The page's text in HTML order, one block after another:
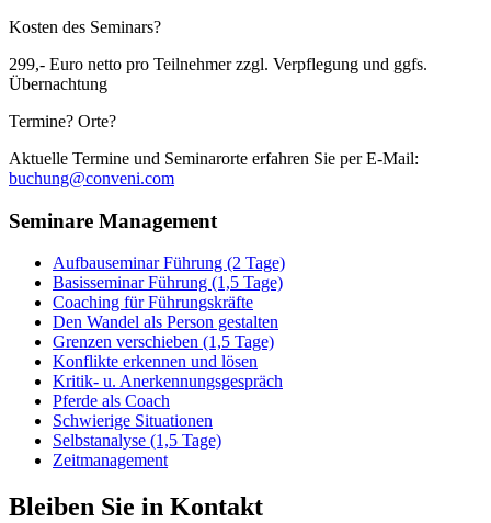
Kosten des Seminars?
299,- Euro netto pro Teilnehmer zzgl. Verpflegung und ggfs.
Übernachtung
Termine? Orte?
Aktuelle Termine und Seminarorte erfahren Sie per E-Mail:
buchung@conveni.com
Seminare Management
Aufbauseminar Führung (2 Tage)
Basisseminar Führung (1,5 Tage)
Coaching für Führungskräfte
Den Wandel als Person gestalten
Grenzen verschieben (1,5 Tage)
Konflikte erkennen und lösen
Kritik- u. Anerkennungsgespräch
Pferde als Coach
Schwierige Situationen
Selbstanalyse (1,5 Tage)
Zeitmanagement
Bleiben Sie in Kontakt